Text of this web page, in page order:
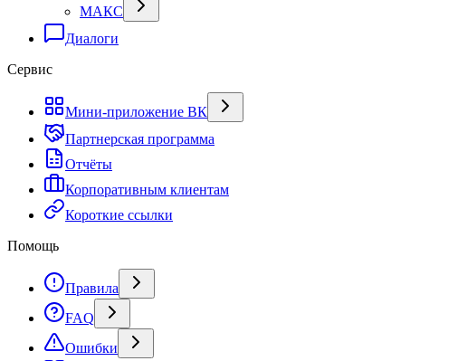
МАКС
Диалоги
Сервис
Мини-приложение ВК
Партнерская программа
Отчёты
Корпоративным клиентам
Короткие ссылки
Помощь
Правила
FAQ
Ошибки